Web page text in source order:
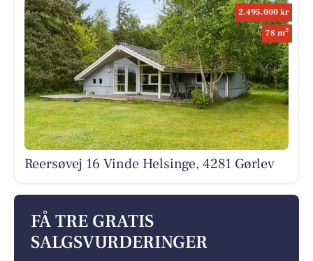
2.495.000 kr
78 m2
Reersøvej 16 Vinde Helsinge, 4281 Gørlev
FÅ TRE GRATIS
SALGSVURDERINGER